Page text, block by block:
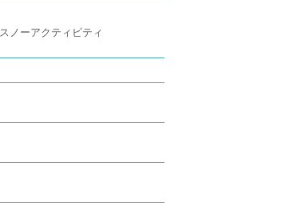
スノーアクティビティ